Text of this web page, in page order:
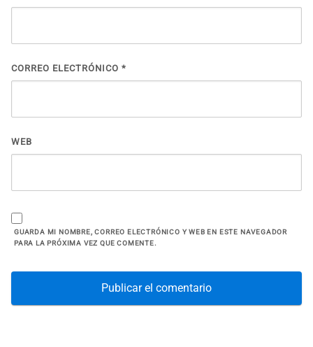
CORREO ELECTRÓNICO *
WEB
GUARDA MI NOMBRE, CORREO ELECTRÓNICO Y WEB EN ESTE NAVEGADOR
PARA LA PRÓXIMA VEZ QUE COMENTE.